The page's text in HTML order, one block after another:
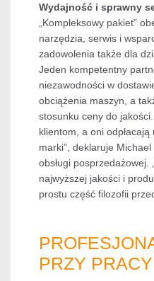
Wydajność i sprawny
„Kompleksowy pakiet”
narzędzia, serwis i
zadowolenia także dla
Jeden kompetentny
niezawodności w
obciążenia maszyn, a
stosunku ceny do
klientom, a oni
marki”, deklaruje
obsługi posprzedażowej.
najwyższej jakości i
prostu część filozofii
PRZY PRACY